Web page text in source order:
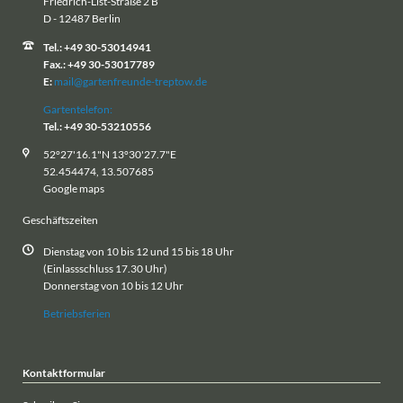
D - 12487 Berlin
Tel.: +49 30-53014941
Fax.: +49 30-53017789
E: mail@gartenfreunde-treptow.de
Gartentelefon:
Tel.: +49 30-53210556
52°27'16.1"N 13°30'27.7"E
52.454474, 13.507685
Google maps
Geschäftszeiten
Dienstag von 10 bis 12 und 15 bis 18 Uhr
(Einlassschluss 17.30 Uhr)
Donnerstag von 10 bis 12 Uhr
Betriebsferien
Kontaktformular